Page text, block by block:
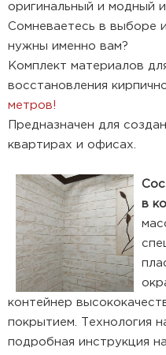
оригинальный и модный
Сомневаетесь в выборе
нужны именно вам?
Комплект материалов
восстановления
метров!
Предназначен для
квартирах и офисах.
в
контейнер
покрытием. Технология
подробная инструкция